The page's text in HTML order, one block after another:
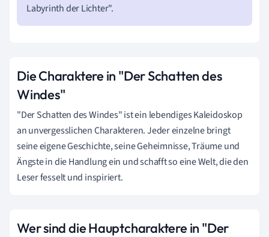
Labyrinth der Lichter".
Die Charaktere in "Der Schatten des
Windes"
"Der Schatten des Windes" ist ein lebendiges Kaleidoskop
an unvergesslichen Charakteren. Jeder einzelne bringt
seine eigene Geschichte, seine Geheimnisse, Träume und
Ängste in die Handlung ein und schafft so eine Welt, die den
Leser fesselt und inspiriert.
Wer sind die Hauptcharaktere in "Der